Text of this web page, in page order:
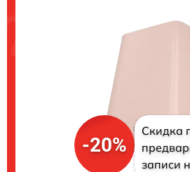
-20%
Скидка
записи